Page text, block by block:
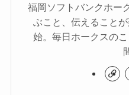
福岡ソフトバンクホー
ぶこと、伝えること
始。毎日ホークスの